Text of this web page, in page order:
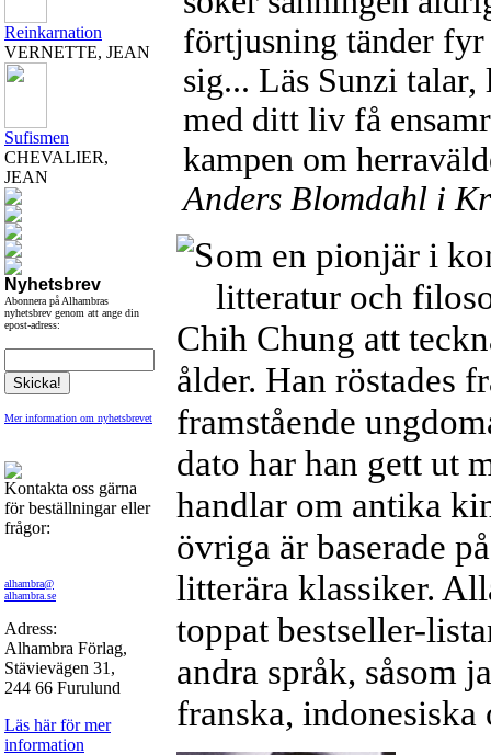
Reinkarnation
VERNETTE, JEAN
Sufismen
CHEVALIER,
JEAN
Nyhetsbrev
Abonnera på Alhambras
nyhetsbrev genom att ange din
epost-adress:
Mer information om nyhetsbrevet
Kontakta oss gärna
för beställningar eller
frågor:
alhambra@
alhambra.se
Adress:
Alhambra Förlag,
Stävievägen 31,
244 66 Furulund
Läs här för mer
information
förtjusning tänder
sig... Läs Sunzi
med ditt liv få
kampen om
Anders Blomdahl i
om en pionjär i
litteratur och
Chih Chung att
ålder. Han röstades
framstående
dato har han gett ut
handlar om antika
övriga är baserade
litterära klassiker.
toppat bestseller-
andra språk, såsom
franska, indonesiska